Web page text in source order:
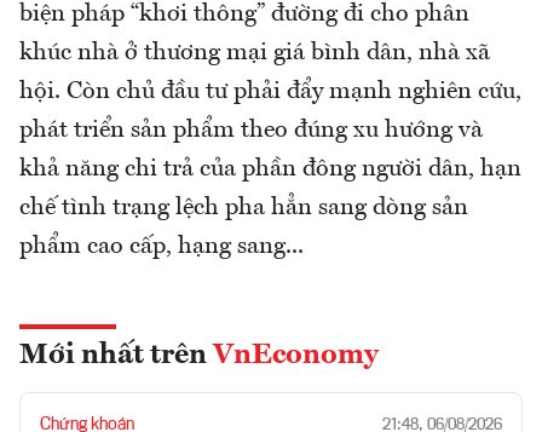
biện pháp “khơi thông” đường đi cho phân
khúc nhà ở thương mại giá bình dân, nhà xã
hội. Còn chủ đầu tư phải đẩy mạnh nghiên cứu,
phát triển sản phẩm theo đúng xu hướng và
khả năng chi trả của phần đông người dân, hạn
chế tình trạng lệch pha hẳn sang dòng sản
phẩm cao cấp, hạng sang...
Mới nhất trên VnEconomy
Chứng khoán 21:48, 06/08/2026